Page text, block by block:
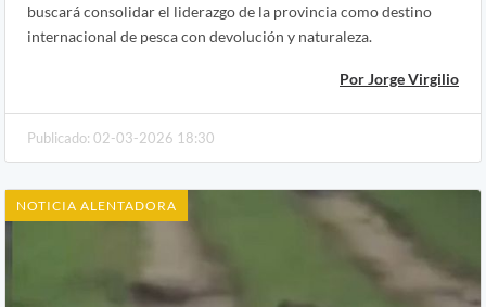
buscará consolidar el liderazgo de la provincia como destino
internacional de pesca con devolución y naturaleza.
Por Jorge Virgilio
Publicado: 02-03-2026 18:30
NOTICIA ALENTADORA